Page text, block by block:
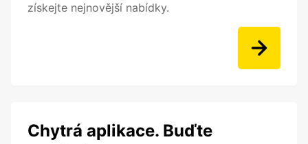
získejte nejnovější nabídky.
Chytrá aplikace. Buďte